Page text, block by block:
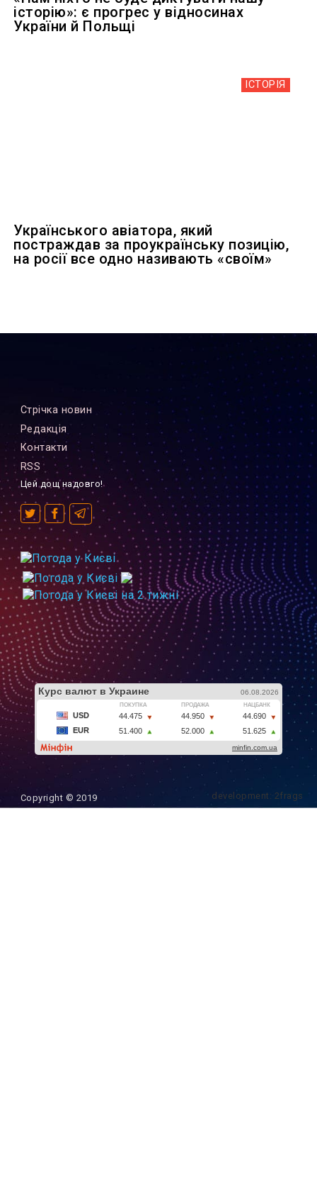
історію»: є прогрес у відносинах
України й Польщі
ІСТОРІЯ
Українського авіатора, який
постраждав за проукраїнську позицію,
на росії все одно називають «своїм»
Стрiчка новин
Редакцiя
Контакти
RSS
Цей дощ надовго!
Copyright © 2019 development: 2frags